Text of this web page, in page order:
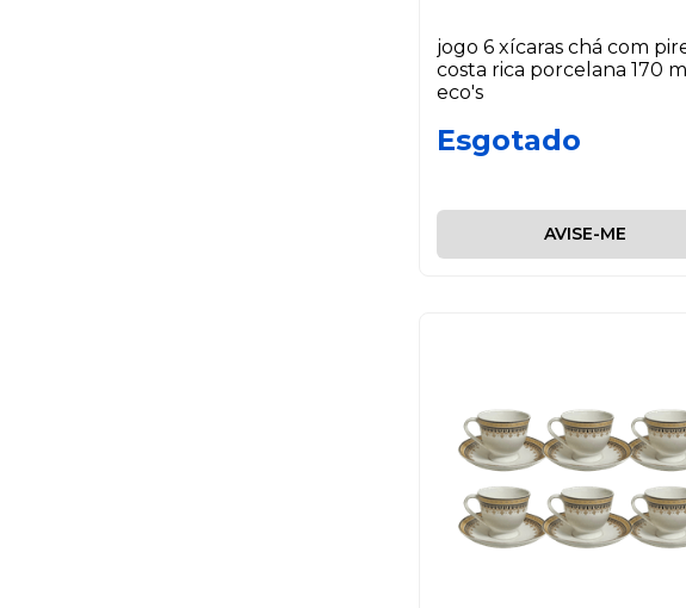
jogo 6 xícaras chá com
costa rica porcelana 170
eco's
Esgotado
AVISE-ME